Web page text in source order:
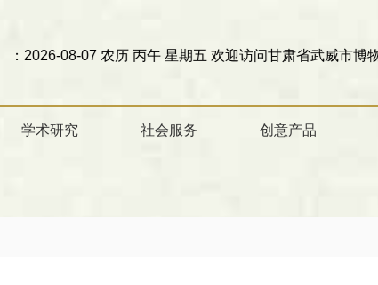
历 丙午 星期五欢迎访问甘肃省武威市博物馆!
学术研究 社会服务 创意产品